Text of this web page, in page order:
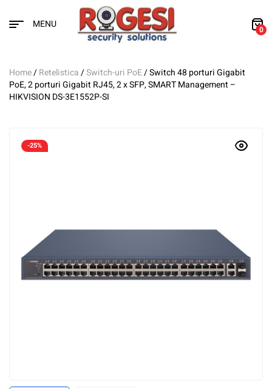
MENU 0
Home/Retelistica/Switch-uri PoE/ Switch 48 porturi Gigabit
PoE, 2 porturi Gigabit RJ45, 2 x SFP, SMART Management –
HIKVISION DS-3E1552P-SI
-25%